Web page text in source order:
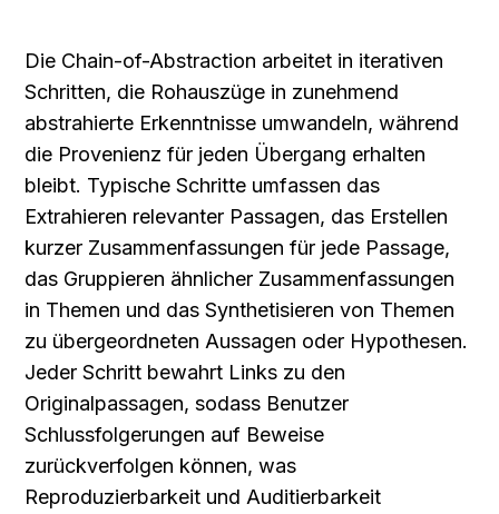
Die Chain-of-Abstraction arbeitet in iterativen
Schritten, die Rohauszüge in zunehmend
abstrahierte Erkenntnisse umwandeln, während
die Provenienz für jeden Übergang erhalten
bleibt. Typische Schritte umfassen das
Extrahieren relevanter Passagen, das Erstellen
kurzer Zusammenfassungen für jede Passage,
das Gruppieren ähnlicher Zusammenfassungen
in Themen und das Synthetisieren von Themen
zu übergeordneten Aussagen oder Hypothesen.
Jeder Schritt bewahrt Links zu den
Originalpassagen, sodass Benutzer
Schlussfolgerungen auf Beweise
zurückverfolgen können, was
Reproduzierbarkeit und Auditierbarkeit